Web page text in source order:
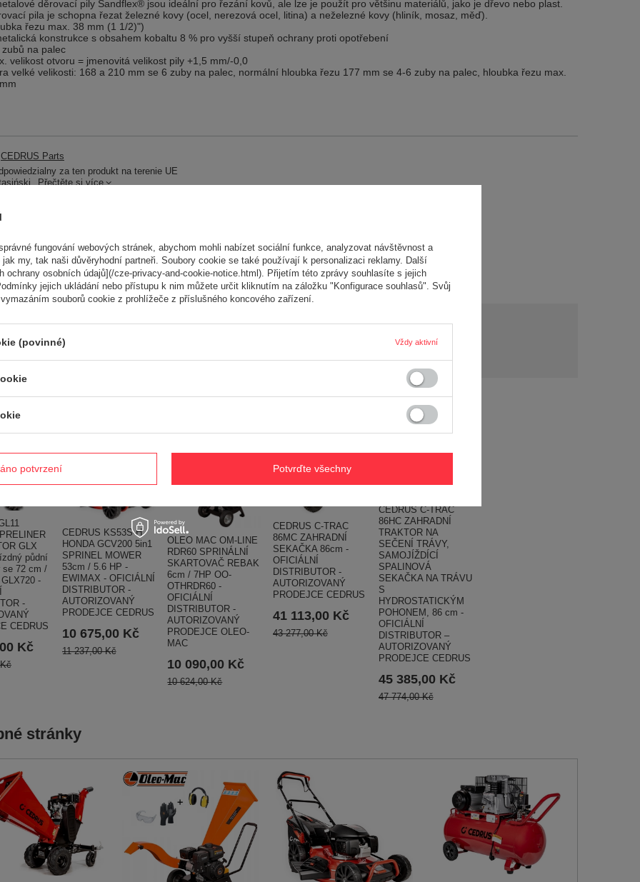
děrovací pily Sandflex® jsou ideální pro řezání kovů, ale lze je použít pro většinu materiálů, jako je dřevo nebo plast.
pila je schopna řezat železné kovy (ocel, nerezová ocel, litina) a neželezné kovy (hliník, mosaz, měď).
řezu max. 38 mm (1 1/2)")
konstrukce s obsahem kobaltu 8 % pro vyšší stupeň ochrany proti opotřebení
zubů na palec
velikost otvoru = jmenovitá velikost pily +1,5 mm/-0,0
velké velikosti: 168 a 210 mm se 6 zuby na palec, normální hloubka řezu 177 mm se 4-6 zuby na palec, hloubka řezu max.
CEDRUS Parts
za ten produkt na terenie UE
Přečtěte si více
záruka CEDRUS na 2 roky
[mm]
51
[mm]
78
200.000 g
Potřebujete pomoc? Máte otázky?
Položte svůj dotaz a my vám ihned odpovíme, nejzajímavější dotazy a
Položit otázku
GLX
půdní
se 72 cm /
-
-
CEDRUS
Kč
CEDRUS KS53S-H
HONDA GCV200 5in1
SPRINEL MOWER
53cm / 5.6 HP -
EWIMAX - OFICIÁLNÍ
DISTRIBUTOR -
AUTORIZOVANÝ
PRODEJCE CEDRUS
10 675,00 Kč
11 237,00 Kč
OLEO MAC OM-LINE
RDR60 SPRINÁLNÍ
SKARTOVAČ REBAK
6cm / 7HP OO-
OTHRDR60 -
OFICIÁLNÍ
DISTRIBUTOR -
AUTORIZOVANÝ
PRODEJCE OLEO-
MAC
10 090,00 Kč
10 624,00 Kč
CEDRUS C-TRAC
86MC ZAHRADNÍ
SEKAČKA 86cm -
OFICIÁLNÍ
DISTRIBUTOR -
AUTORIZOVANÝ
PRODEJCE CEDRUS
41 113,00 Kč
43 277,00 Kč
CEDRUS C-TRAC
86HC ZAHRADNÍ
TRAKTOR NA
SEČENÍ TRÁVY,
SAMOJÍŽDÍCÍ
SPALINOVÁ
SEKAČKA NA TRÁVU
S
HYDROSTATICKÝM
POHONEM, 86 cm -
OFICIÁLNÍ
DISTRIBUTOR –
AUTORIZOVANÝ
PRODEJCE CEDRUS
45 385,00 Kč
47 774,00 Kč
stránky
fungování webových stránek, abychom mohli nabízet sociální funkce, analyzovat návštěvnost a
my, tak naši důvěryhodní partneři. Soubory cookie se také používají k personalizaci reklamy. Další
ochrany osobních údajů](/cze-privacy-and-cookie-notice.html). Přijetím této zprávy souhlasíte s jejich
jejich ukládání nebo přístupu k nim můžete určit kliknutím na záložku "Konfigurace souhlasů". Svůj
souborů cookie z prohlížeče z příslušného koncového zařízení.
(povinné) Vždy aktivní
potvrzení Potvrďte všechny